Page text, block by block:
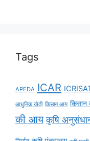
Tags
APEDA ICAR
आधुनिक खेती किसान आय किसान
की आय कृषि